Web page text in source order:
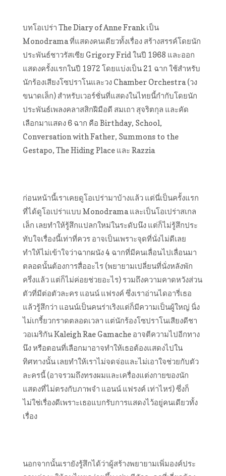
บทโอเปร่า The Diary of Anne Frank เป็น
Monodrama ที่แสดงคนเดียวทั้งเรื่อง สร้างสรรค์โดยนัก
ประพันธ์ชาวรัสเซีย Grigory Frid ในปี 1968 และออก
แสดงครั้งแรกในปี 1972 โดยแบ่งเป็น 21 ฉาก ใช้สำหรับ
นักร้องเสียงโซปราโนและวง Chamber Orchestra (วง
ขนาดเล็ก) สำหรับเวอร์ชั่นที่แสดงในไทยนี้กำกับโดยนัก
ประพันธ์เพลงคลาสสิกฝีมือดี สมเถา สุจริตกุล และคัด
เลือกมาแสดง 6 ฉาก คือ Birthday, School,
Conversation with Father, Summons to the
Gestapo, The Hiding Place และ Razzia
ก่อนหน้านี้เราเคยดูโอเปร่ามาบ้างแล้ว แต่นี่เป็นครั้งแรก
ที่ได้ดูโอเปร่าแบบ Monodrama และเป็นโอเปร่าสเกล
เล็ก เลยทำให้รู้สึกแปลกใหม่ในระดับนึง แต่ก็ไม่รู้สึกประ
ทับใจเรื่องนี้เท่าที่ควร อาจเป็นเพราะจุดที่นั่งไม่ดีเลย
ทำให้ไม่เข้าใจว่าฉากผนัง 4 ฉากที่มีคนเลื่อนไปเลื่อนมา
ตลอดนั้นต้องการสื่ออะไร (พยายามเปลี่ยนที่นั่งหลังพัก
ครึ่งแล้ว แต่ก็ไม่ค่อยช่วยอะไร) รวมถึงความคาดหวังส่วน
ตัวที่มีต่อตัวละคร แอนน์ แฟรงค์ ซึ่งเราอ่านไดอารี่เธอ
แล้วรู้สึกว่า แอนน์เป็นคนร่าเริงแต่ก็มีความเป็นผู้ใหญ่ นิ่ง
ไม่เกรี้ยวกราดตลอดเวลา แต่นักร้องโซปราโนเสียงดีชา
วอเมริกัน Kaleigh Rae Gamache อาจตีความไปอีกทาง
นึง หรือตอนที่เลือกมาอาจทำให้เธอต้องแสดงไปใน
ทิศทางนั้น เลยทำให้เราไม่จดจ่อและไม่เอาใจช่วยกับตัว
ละครนี้ (อาจรวมถึงทรงผมและเครื่องแต่งกายของนัก
แสดงที่ไม่ตรงกับภาพจำ แอนน์ แฟรงค์ เท่าไหร่) ซึ่งก็
ไม่ใช่เรื่องดีเพราะเธอแบกรับการแสดงไว้อยู่คนเดียวทั้ง
เรื่อง
นอกจากนั้นเรายังรู้สึกได้ว่าผู้สร้างพยายามเพิ่มองค์ประ